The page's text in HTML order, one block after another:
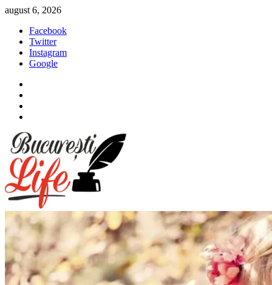
Sari
conținut
august 6, 2026
Facebook
Twitter
Instagram
Google